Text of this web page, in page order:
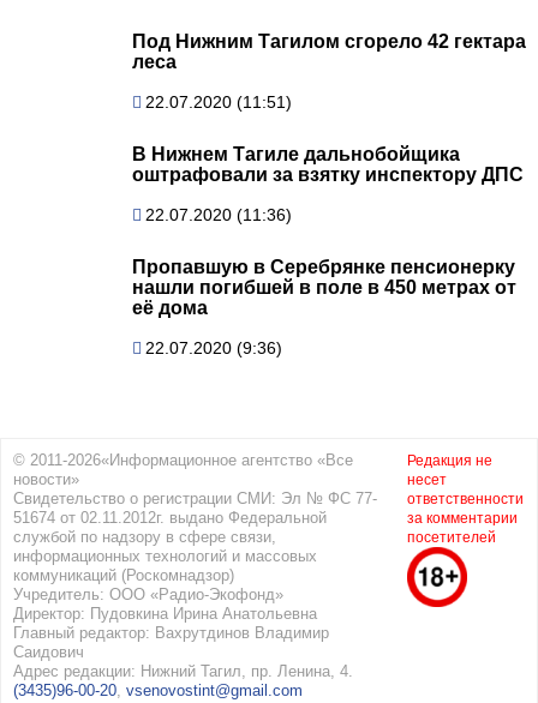
Под Нижним Тагилом сгорело 42 гектара
леса
22.07.2020 (11:51)
В Нижнем Тагиле дальнобойщика
оштрафовали за взятку инспектору ДПС
22.07.2020 (11:36)
Пропавшую в Серебрянке пенсионерку
нашли погибшей в поле в 450 метрах от
её дома
22.07.2020 (9:36)
© 2011-2026«Информационное агентство «Все
новости»
Свидетельство о регистрации СМИ: Эл № ФС 77-
51674 от 02.11.2012г. выдано Федеральной
службой по надзору в сфере связи,
информационных технологий и массовых
коммуникаций (Роскомнадзор)
Учредитель: ООО «Радио-Экофонд»
Директор: Пудовкина Ирина Анатольевна
Главный редактор: Вахрутдинов Владимир
Саидович
Адрес редакции: Нижний Тагил, пр. Ленина, 4.
(3435)96-00-20 vsenovostint@gmail.com
Редакция не
несет
ответственности
за комментарии
посетителей